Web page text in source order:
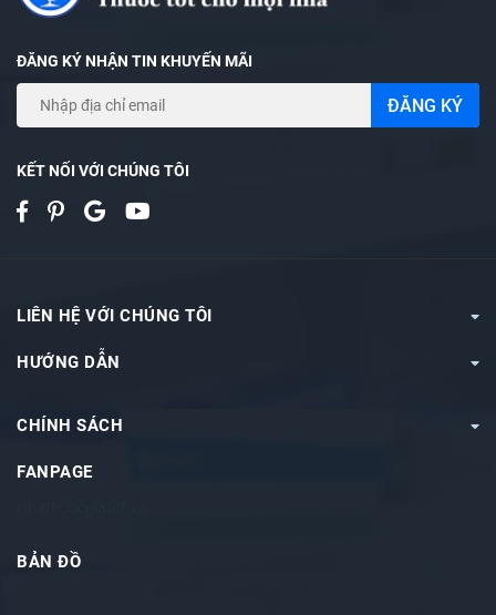
ĐĂNG KÝ NHẬN TIN KHUYẾN MÃI
ĐĂNG KÝ
KẾT NỐI VỚI CHÚNG TÔI
LIÊN HỆ VỚI CHÚNG TÔI
HƯỚNG DẪN
CHÍNH SÁCH
FANPAGE
BẢN ĐỒ